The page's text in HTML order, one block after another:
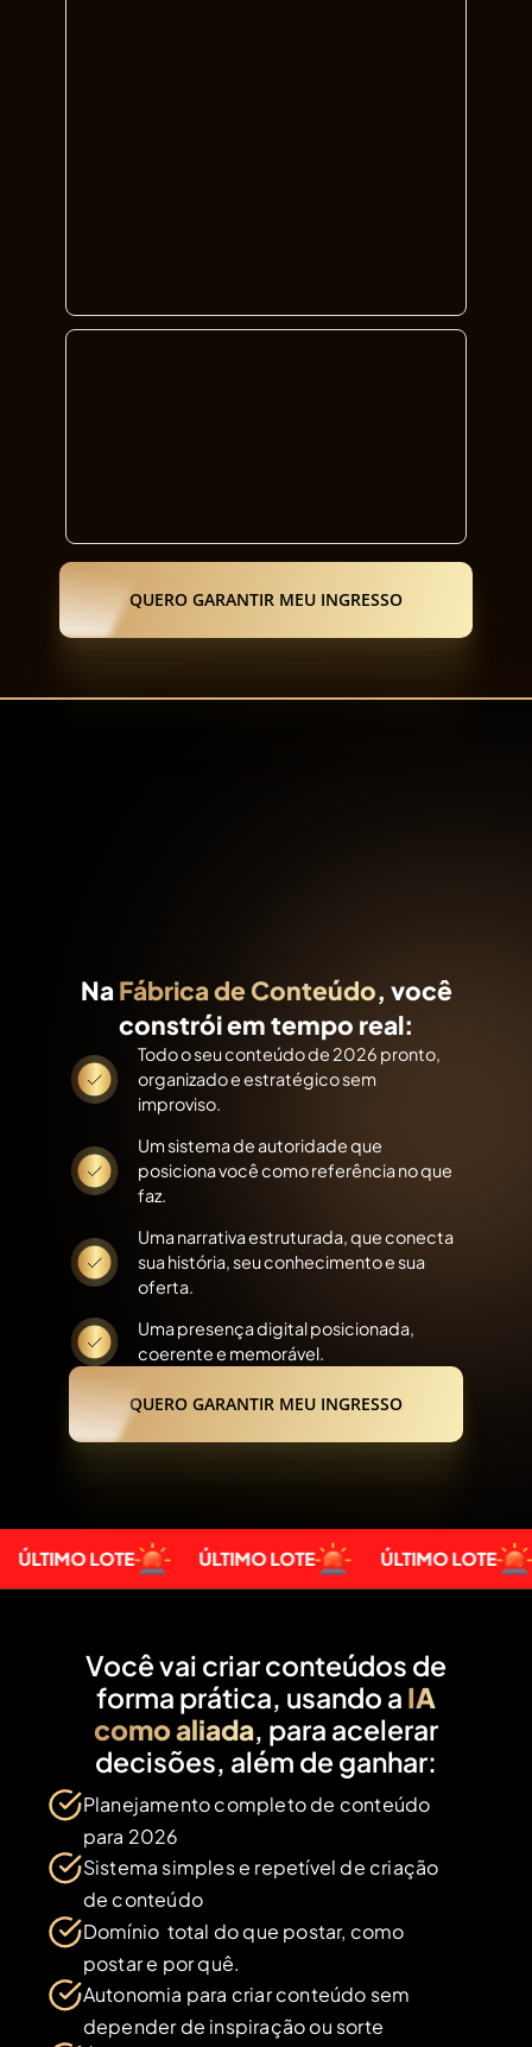
QUERO GARANTIR MEU INGRESSO
Na Fábrica de Conteúdo, você
constrói em tempo real:
Todo o seu conteúdo de 2026 pronto,
organizado e estratégico sem
improviso.
Um sistema de autoridade que
posiciona você como referência no que
faz.
Uma narrativa estruturada, que conecta
sua história, seu conhecimento e sua
oferta.
Uma presença digital posicionada,
coerente e memorável.
QUERO GARANTIR MEU INGRESSO
LOTE ÚLTIMO LOTE ÚLTIMO LOTE
Você vai criar conteúdos de
forma prática, usando a IA
como aliada, para acelerar
decisões, além de ganhar:
Planejamento completo de conteúdo
para 2026
Sistema simples e repetível de criação
de conteúdo
Domínio total do que postar, como
postar e por quê.
Autonomia para criar conteúdo sem
depender de inspiração ou sorte